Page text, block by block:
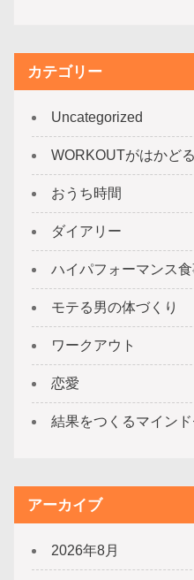
カテゴリー
Uncategorized
WORKOUTがはかど
おうち時間
ダイアリー
ハイパフォーマンス
モテる男の体づくり
ワークアウト
恋愛
結果をつくるマインド
アーカイブ
2026年8月